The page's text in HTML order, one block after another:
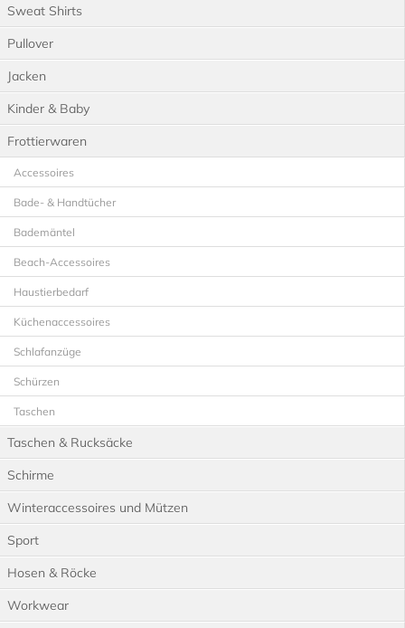
Sweat Shirts
Pullover
Jacken
Kinder & Baby
Frottierwaren
Accessoires
Bade- & Handtücher
Bademäntel
Beach-Accessoires
Haustierbedarf
Küchenaccessoires
Schlafanzüge
Schürzen
Taschen
Taschen & Rucksäcke
Schirme
Winteraccessoires und Mützen
Sport
Hosen & Röcke
Workwear